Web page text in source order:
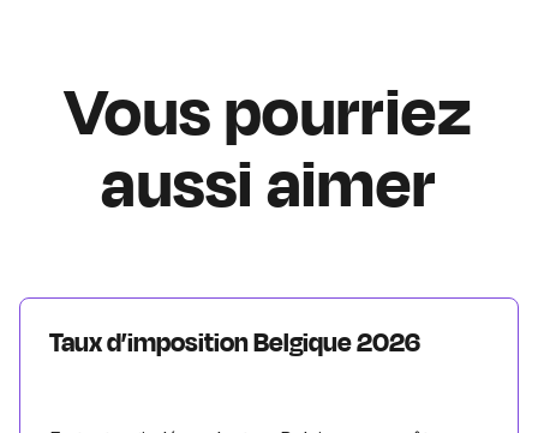
Vous pourriez
aussi aimer
Taux d’imposition Belgique 2026